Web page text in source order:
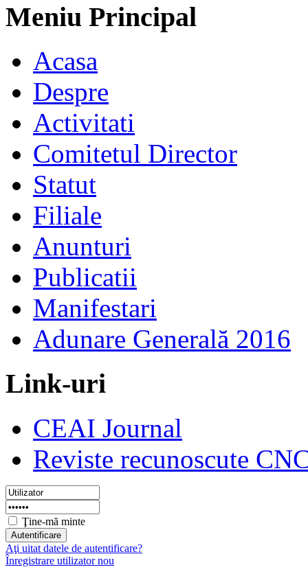
Meniu Principal
Acasa
Despre
Activitati
Comitetul Director
Statut
Filiale
Anunturi
Publicatii
Manifestari
Adunare Generală 2016
Link-uri
CEAI Journal
Reviste recunoscute
Ţine-mă minte
Aţi uitat datele de autentificare?
Înregistrare utilizator nou